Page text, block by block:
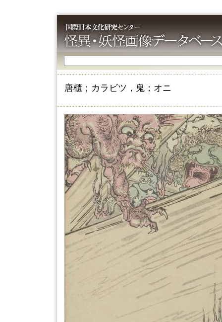
唐櫃；カラビツ，鬼；オニ